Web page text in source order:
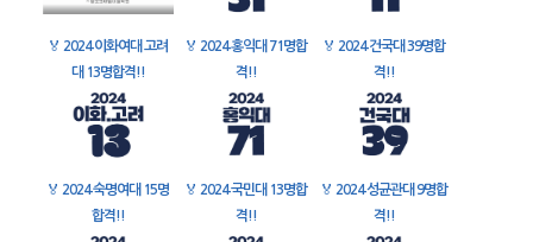
🏅 2024 이화여대 고려
대 13명합격!!
🏅 2024 홍익대 71명합
격!!
🏅 2024 건국대 39명합
격!!
🏅 2024 숙명여대 15명
합격!!
🏅 2024 국민대 13명합
격!!
🏅 2024 성균관대 9명합
격!!